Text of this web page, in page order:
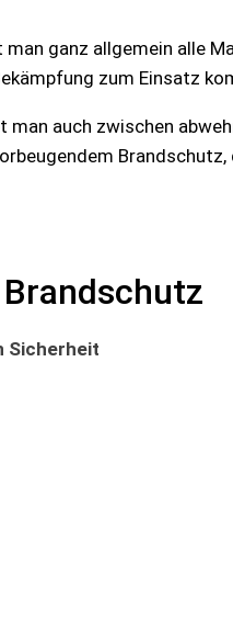
ganz allgemein alle
zum Einsatz
man auch zwischen